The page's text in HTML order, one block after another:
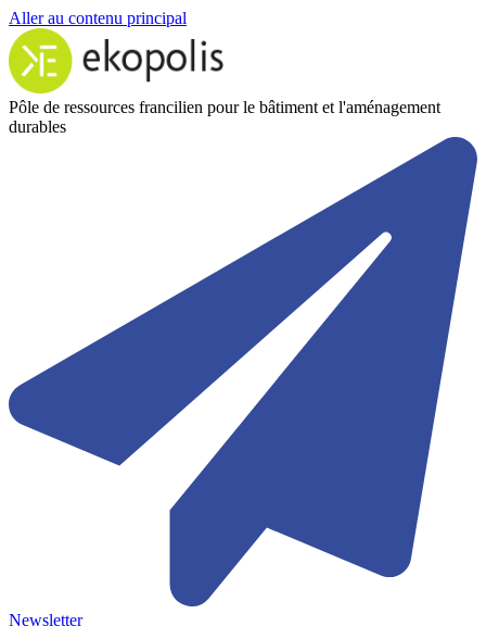
Aller au contenu principal
Pôle de ressources francilien pour le bâtiment et l'aménagement
durables
Newsletter